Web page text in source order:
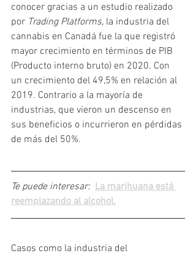
conocer gracias a un estudio realizado
por Trading Platforms, la industria del
cannabis en Canadá fue la que registró
mayor crecimiento en términos de PIB
(Producto interno bruto) en 2020. Con
un crecimiento del 49,5% en relación al
2019. Contrario a la mayoría de
industrias, que vieron un descenso en
sus beneficios o incurrieron en pérdidas
de más del 50%.
Te puede interesar: La marihuana está
reemplazando al alcohol.
Casos como la industria del